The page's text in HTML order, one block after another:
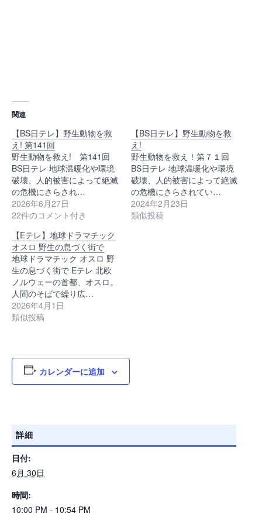
関連
【BS日テレ】野生動物を救
え! 第141回
野生動物を救え! 第141回
BS日テレ 地球温暖化や環境
破壊、人的被害によって絶滅
の危機にさらされ…
2026年6月27日
22件のコメント付き
【BS日テレ】野生動物を救
え!
野生動物を救え！第７１回
BS日テレ 地球温暖化や環境
破壊、人的被害によって絶滅
の危機にさらされてい…
2024年2月23日
類似投稿
【Eテレ】地球ドラマチック
オスロ 野生の息づく街で
地球ドラマチック オスロ 野
生の息づく街で Eテレ 北欧
ノルウェーの首都、オスロ。
人間のそばで繰り広…
2026年4月1日
類似投稿
カレンダーに追加
詳細
日付:
6月 30日
時間:
10:00 PM - 10:54 PM